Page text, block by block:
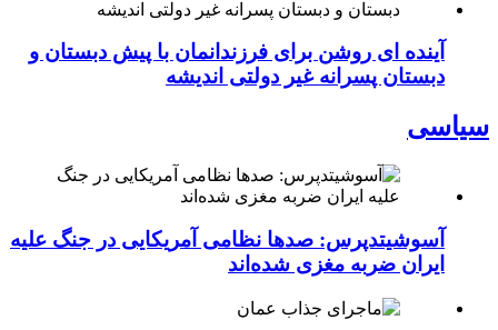
آینده ای روشن برای فرزندانمان با پیش دبستان و
دبستان پسرانه غیر دولتی اندیشه
سیاسی
آسوشیتدپرس: صدها نظامی آمریکایی در جنگ علیه
ایران ضربه مغزی شده‌اند